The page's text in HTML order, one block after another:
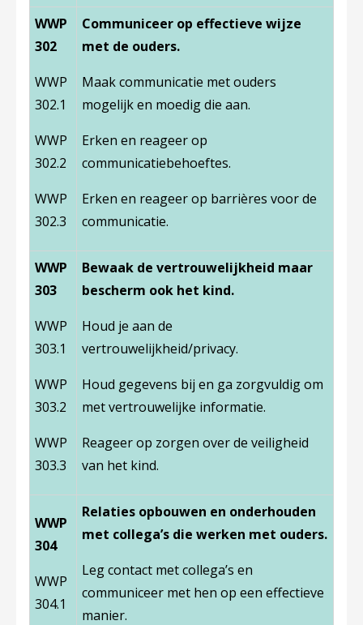
WWP
302
WWP
302.1
WWP
302.2
WWP
302.3
Communiceer op effectieve wijze
met de ouders.
Maak communicatie met ouders
mogelijk en moedig die aan.
Erken en reageer op
communicatiebehoeftes.
Erken en reageer op barrières voor de
communicatie.
WWP
303
WWP
303.1
WWP
303.2
WWP
303.3
Bewaak de vertrouwelijkheid maar
bescherm ook het kind.
Houd je aan de
vertrouwelijkheid/privacy.
Houd gegevens bij en ga zorgvuldig om
met vertrouwelijke informatie.
Reageer op zorgen over de veiligheid
van het kind.
WWP
304
WWP
304.1
Relaties opbouwen en onderhouden
met collega’s die werken met ouders.
Leg contact met collega’s en
communiceer met hen op een effectieve
manier.